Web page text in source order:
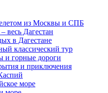
из Москвы и СПБ
весь Дагестан
в Дагестане
классический тур
и горные дороги
и приключения
море